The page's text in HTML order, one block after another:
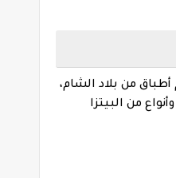
من بلاد الشام،
من البيتزا